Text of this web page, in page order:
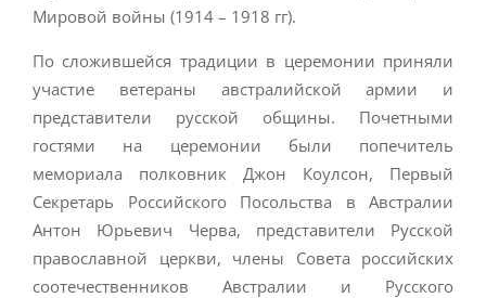
Мировой войны (1914 – 1918 гг).
По сложившейся традиции в церемонии приняли
участие ветераны австралийской армии и
представители русской общины. Почетными
гостями на церемонии были попечитель
мемориала полковник Джон Коулсон, Первый
Секретарь Российского Посольства в Австралии
Антон Юрьевич Черва, представители Русской
православной церкви, члены Совета российских
соотечественников Австралии и Русского